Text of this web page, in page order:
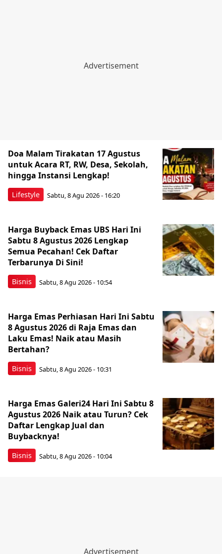
Lifestyle
Doa Malam Tirakatan 17 Agustus
untuk Acara RT, RW, Desa, Sekolah,
hingga Instansi Lengkap!
Sabtu, 8 Agu 2026 - 16:20
Bisnis
Harga Buyback Emas UBS Hari Ini
Sabtu 8 Agustus 2026 Lengkap
Semua Pecahan! Cek Daftar
Terbarunya Di Sini!
Sabtu, 8 Agu 2026 - 10:54
Bisnis
Harga Emas Perhiasan Hari Ini Sabtu
8 Agustus 2026 di Raja Emas dan
Laku Emas! Naik atau Masih
Bertahan?
Sabtu, 8 Agu 2026 - 10:31
Bisnis
Harga Emas Galeri24 Hari Ini Sabtu 8
Agustus 2026 Naik atau Turun? Cek
Daftar Lengkap Jual dan
Buybacknya!
Sabtu, 8 Agu 2026 - 10:04